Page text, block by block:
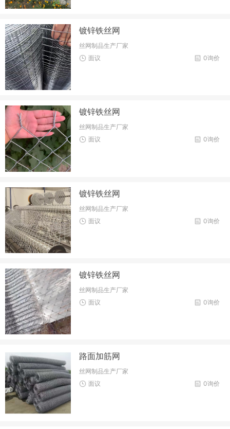
镀锌铁丝网
丝网制品生产厂家
0询价
面议
镀锌铁丝网
丝网制品生产厂家
0询价
面议
镀锌铁丝网
丝网制品生产厂家
0询价
面议
镀锌铁丝网
丝网制品生产厂家
0询价
面议
路面加筋网
丝网制品生产厂家
0询价
面议